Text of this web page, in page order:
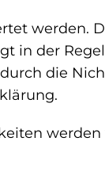
werden.
in der
die